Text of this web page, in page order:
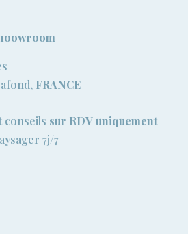
FRANCE
conseils sur RDV uniquement
7j/7